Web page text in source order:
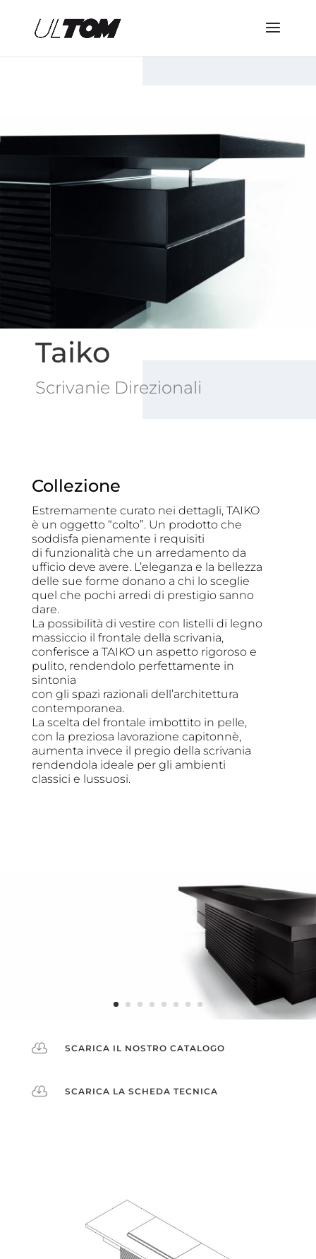
Taiko
Scrivanie Direzionali
Collezione
Estremamente curato nei dettagli, TAIKO
è un oggetto “colto”. Un prodotto che
soddisfa pienamente i requisiti
di funzionalità che un arredamento da
ufficio deve avere. L’eleganza e la bellezza
delle sue forme donano a chi lo sceglie
quel che pochi arredi di prestigio sanno
dare.
La possibilità di vestire con listelli di legno
massiccio il frontale della scrivania,
conferisce a TAIKO un aspetto rigoroso e
pulito, rendendolo perfettamente in
sintonia
con gli spazi razionali dell’architettura
contemporanea.
La scelta del frontale imbottito in pelle,
con la preziosa lavorazione capitonnè,
aumenta invece il pregio della scrivania
rendendola ideale per gli ambienti
classici e lussuosi.
 SCARICA IL NOSTRO CATALOGO
 SCARICA LA SCHEDA TECNICA